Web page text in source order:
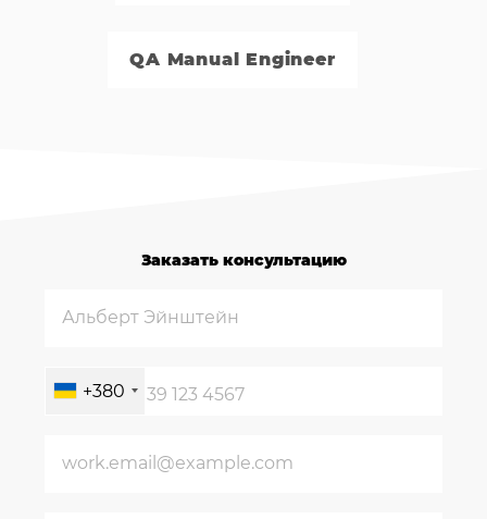
QA Manual Engineer
Заказать консультацию
+380